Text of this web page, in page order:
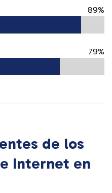
89%
79%
de los
Internet en